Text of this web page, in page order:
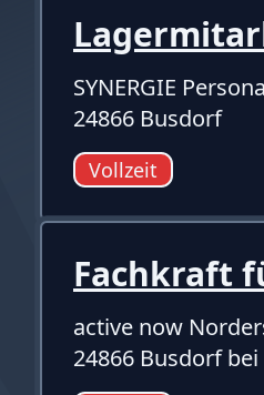
SYNERGIE
24866 Busdorf
Vollzeit
Fachkraft
active now
24866 Busdorf